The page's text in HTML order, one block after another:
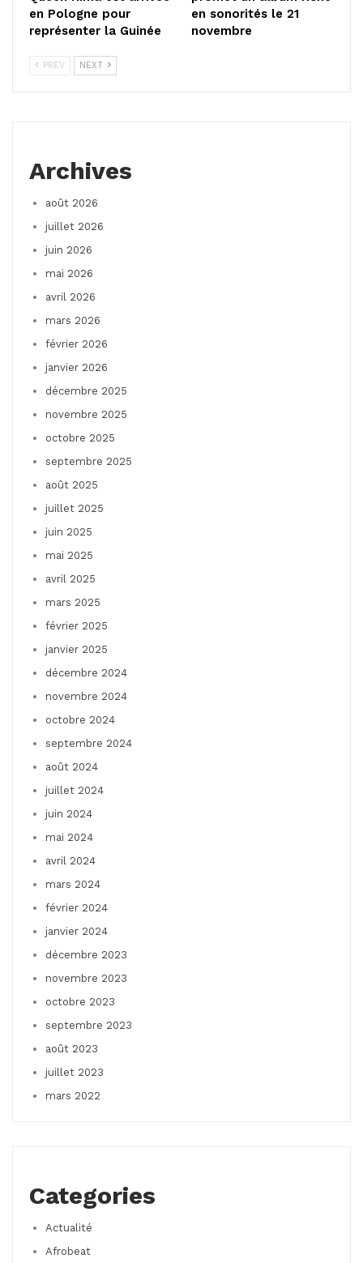
en Pologne pour
représenter la Guinée
en sonorités le 21
novembre
PREV NEXT
Archives
août 2026
juillet 2026
juin 2026
mai 2026
avril 2026
mars 2026
février 2026
janvier 2026
décembre 2025
novembre 2025
octobre 2025
septembre 2025
août 2025
juillet 2025
juin 2025
mai 2025
avril 2025
mars 2025
février 2025
janvier 2025
décembre 2024
novembre 2024
octobre 2024
septembre 2024
août 2024
juillet 2024
juin 2024
mai 2024
avril 2024
mars 2024
février 2024
janvier 2024
décembre 2023
novembre 2023
octobre 2023
septembre 2023
août 2023
juillet 2023
mars 2022
Categories
Actualité
Afrobeat